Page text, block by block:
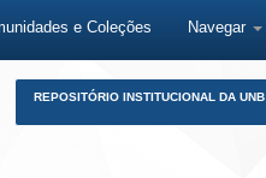
e Coleções Navegar
REPOSITÓRIO INSTITUCIONAL DA UNB